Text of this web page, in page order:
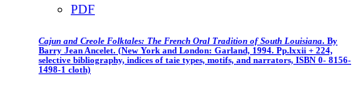
PDF
Cajun and Creole Folktales: The French Oral Tradition of South Louisiana. By
Barry Jean Ancelet. (New York and London: Garland, 1994. Pp.lxxii + 224,
selective bibliography, indices of taie types, motifs, and narrators, ISBN 0- 8156-
1498-1 cloth)